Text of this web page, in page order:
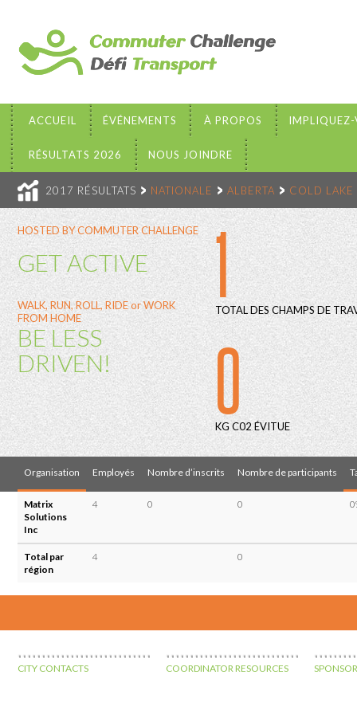
ACCUEIL ÉVÉNEMENTS À PROPOS IMPLIQUEZ-
RÉSULTATS 2026 NOUS JOINDRE
2017 RÉSULTATS NATIONALE ALBERTA COLD LAKE
HOSTED BY COMMUTER CHALLENGE
GET ACTIVE
WALK, RUN, ROLL, RIDE or WORK
FROM HOME
BE LESS
DRIVEN!
1
TOTAL DES CHAMPS DE
0
KG C02 ÉVITUE
Organisation Employés Nombre d’inscrits Nombre de participants
Matrix
Solutions
Inc
4 0 0
Total par
région
4 0
CITY CONTACTS COORDINATOR RESOURCES